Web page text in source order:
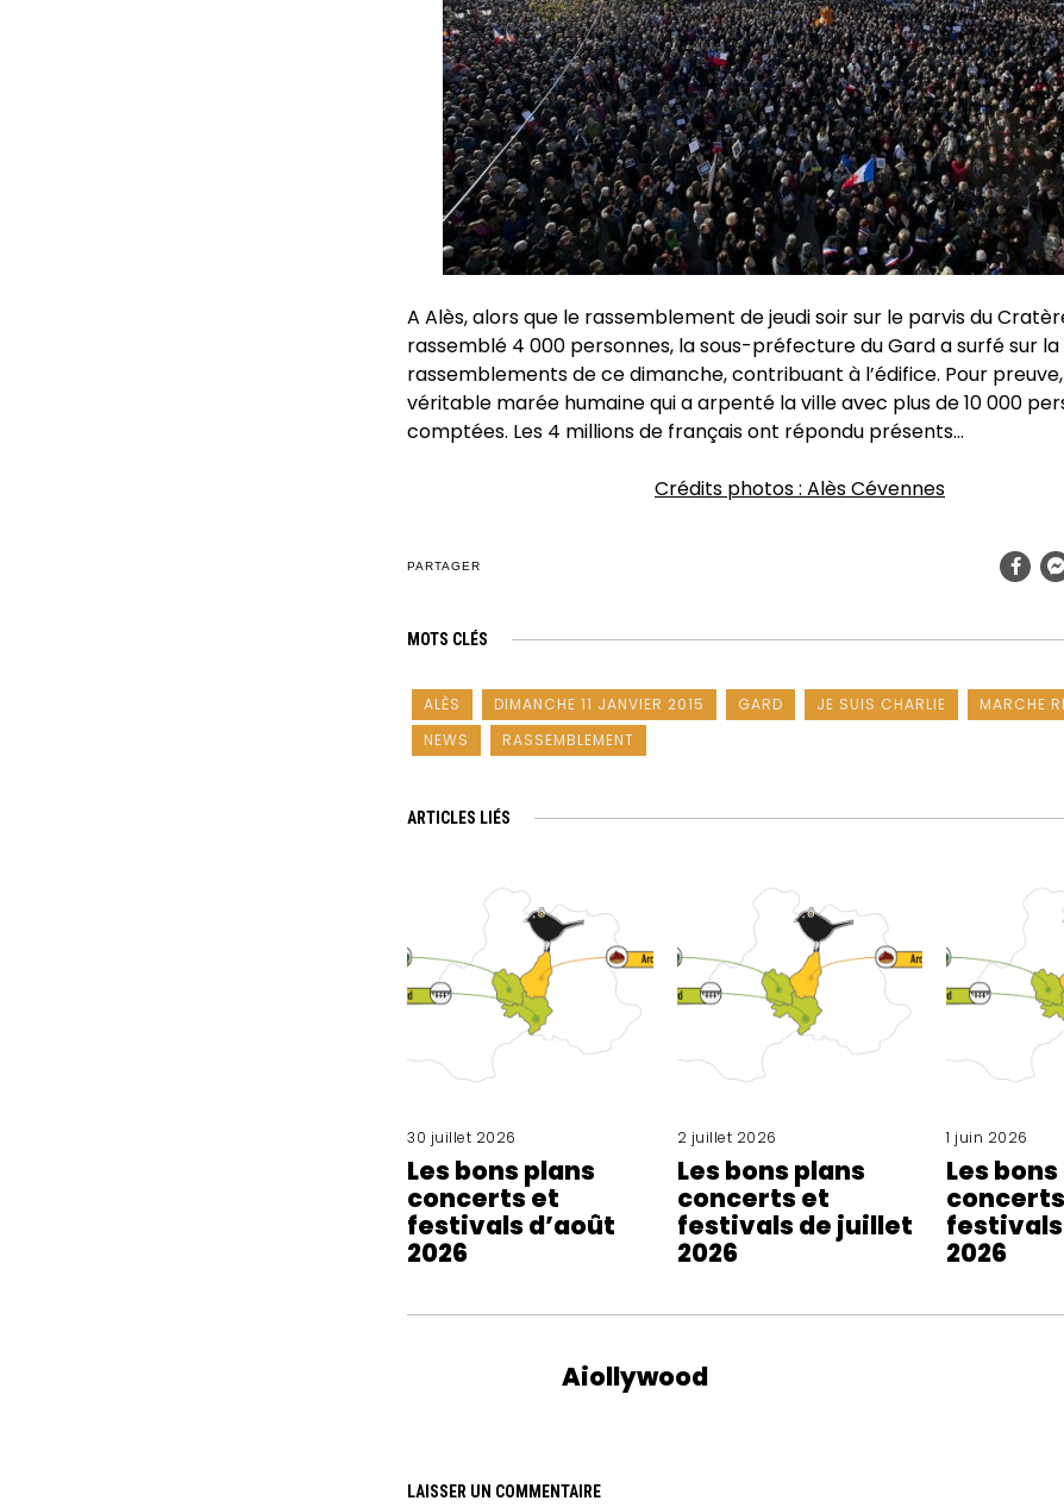
A Alès, alors que le rassemblement de jeudi soir sur le parvis du
rassemblé 4 000 personnes, la sous-préfecture du Gard a surfé sur la
rassemblements de ce dimanche, contribuant à l’édifice. Pour
véritable marée humaine qui a arpenté la ville avec plus de 10 000
comptées. Les 4 millions de français ont répondu présents…
Crédits photos : Alès Cévennes
PARTAGER
MOTS CLÉS
ALÈS DIMANCHE 11 JANVIER 2015 GARD JE SUIS CHARLIE
MARCHE
NEWS
RASSEMBLEMENT
ARTICLES LIÉS
30 juillet 2026
Les bons plans
concerts et
festivals d’août
2026
2 juillet 2026
Les bons plans
concerts et
festivals de juillet
2026
1 juin 2026
Les
2026
Aiollywood
LAISSER UN COMMENTAIRE